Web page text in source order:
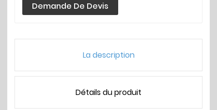
Demande De Devis
La description
Détails du produit